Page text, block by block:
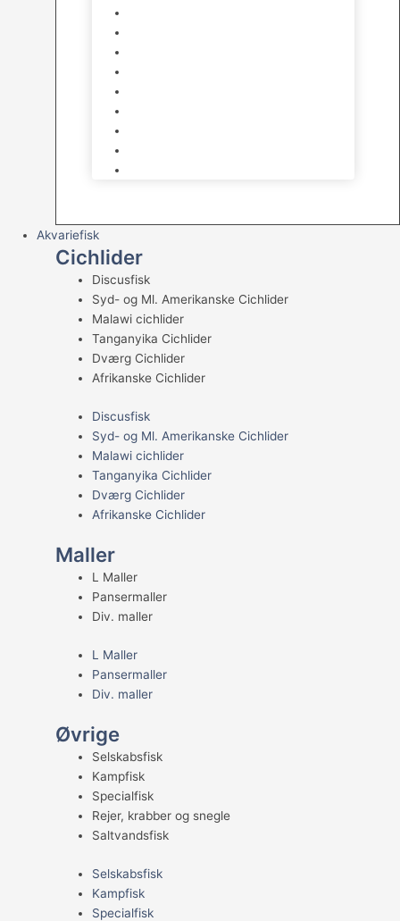
Akvariefisk
Cichlider
Discusfisk
Syd- og Ml. Amerikanske Cichlider
Malawi cichlider
Tanganyika Cichlider
Dværg Cichlider
Afrikanske Cichlider
Discusfisk
Syd- og Ml. Amerikanske Cichlider
Malawi cichlider
Tanganyika Cichlider
Dværg Cichlider
Afrikanske Cichlider
Maller
L Maller
Pansermaller
Div. maller
L Maller
Pansermaller
Div. maller
Øvrige
Selskabsfisk
Kampfisk
Specialfisk
Rejer, krabber og snegle
Saltvandsfisk
Selskabsfisk
Kampfisk
Specialfisk